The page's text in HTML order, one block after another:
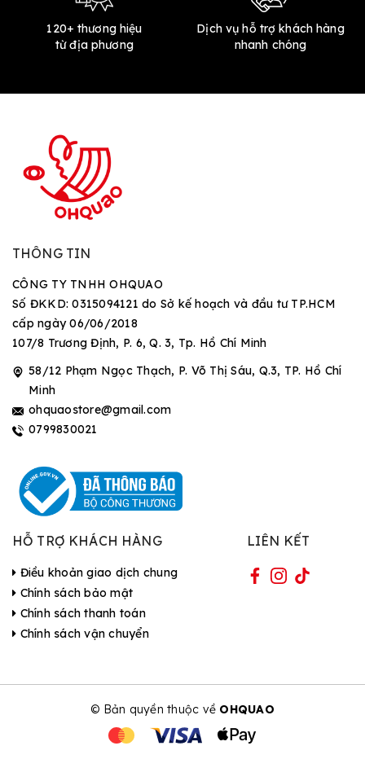
120+ thương hiệu
từ địa phương
Dịch vụ hỗ trợ khách hàng
nhanh chóng
THÔNG TIN
CÔNG TY TNHH OHQUAO
Số ĐKKD: 0315094121 do Sở kế hoạch và đầu tư TP.HCM
cấp ngày 06/06/2018
107/8 Trương Định, P. 6, Q. 3, Tp. Hồ Chí Minh
58/12 Phạm Ngọc Thạch, P. Võ Thị Sáu, Q.3, TP. Hồ Chí
Minh
ohquaostore@gmail.com
0799830021
HỖ TRỢ KHÁCH HÀNG
Điều khoản giao dịch chung
Chính sách bảo mật
Chính sách thanh toán
Chính sách vận chuyển
LIÊN KẾT
© Bản quyền thuộc về OHQUAO
| Cung cấp bởi Sapo